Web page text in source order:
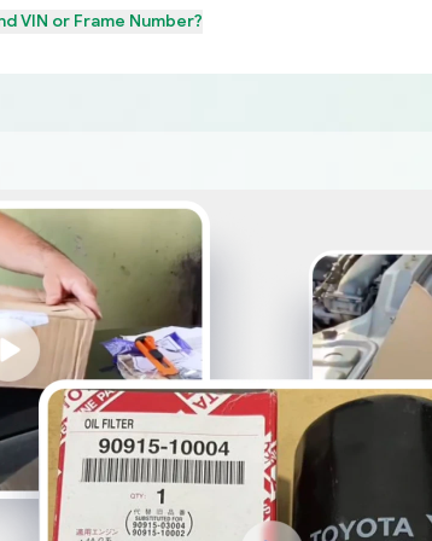
VIN or Frame Number?